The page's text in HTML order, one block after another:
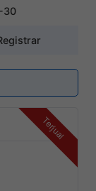
30
Terjual